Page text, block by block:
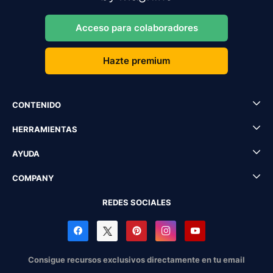
Acceso para colaboradores
Hazte premium
CONTENIDO
HERRAMIENTAS
AYUDA
COMPANY
REDES SOCIALES
Consigue recursos exclusivos directamente en tu email